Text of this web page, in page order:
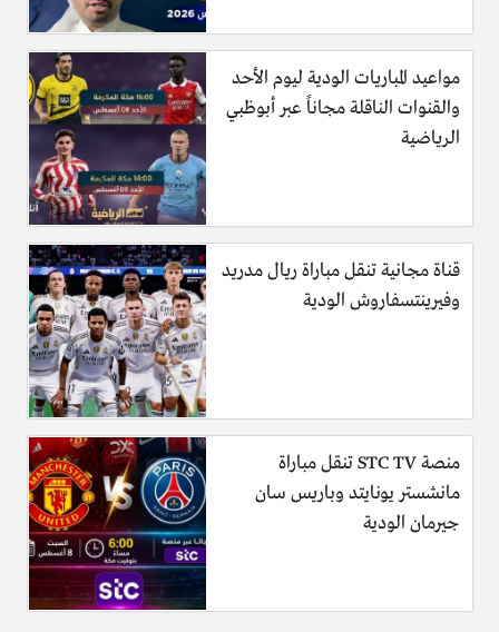
مواعيد المباريات الودية ليوم الأحد
والقنوات الناقلة مجاناً عبر أبوظبي
الرياضية
قناة مجانية تنقل مباراة ريال مدريد
وفيرينتسفاروش الودية
منصة STC TV تنقل مباراة
مانشستر يونايتد وباريس سان
جيرمان الودية